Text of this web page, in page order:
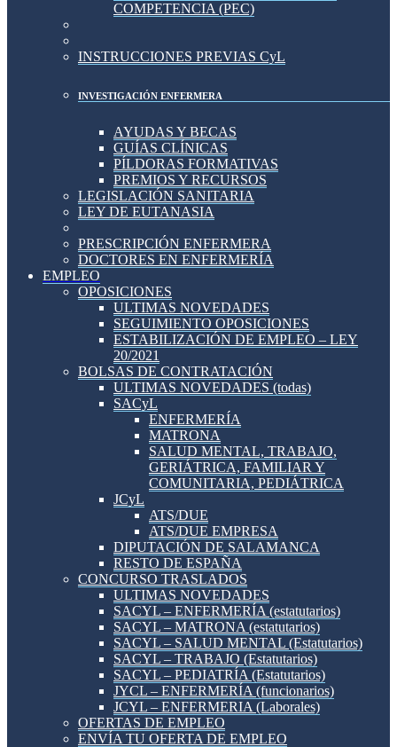
COMPETENCIA (PEC)
INSTRUCCIONES PREVIAS CyL
INVESTIGACIÓN ENFERMERA
AYUDAS Y BECAS
GUÍAS CLÍNICAS
PÍLDORAS FORMATIVAS
PREMIOS Y RECURSOS
LEGISLACIÓN SANITARIA
LEY DE EUTANASIA
PRESCRIPCIÓN ENFERMERA
DOCTORES EN ENFERMERÍA
EMPLEO
OPOSICIONES
ULTIMAS NOVEDADES
SEGUIMIENTO OPOSICIONES
ESTABILIZACIÓN DE EMPLEO – LEY
20/2021
BOLSAS DE CONTRATACIÓN
ULTIMAS NOVEDADES (todas)
SACyL
ENFERMERÍA
MATRONA
SALUD MENTAL, TRABAJO,
GERIÁTRICA, FAMILIAR Y
COMUNITARIA, PEDIÁTRICA
JCyL
ATS/DUE
ATS/DUE EMPRESA
DIPUTACIÓN DE SALAMANCA
RESTO DE ESPAÑA
CONCURSO TRASLADOS
ULTIMAS NOVEDADES
SACYL – ENFERMERÍA (estatutarios)
SACYL – MATRONA (estatutarios)
SACYL – SALUD MENTAL (Estatutarios)
SACYL – TRABAJO (Estatutarios)
SACYL – PEDIATRÍA (Estatutarios)
JYCL – ENFERMERÍA (funcionarios)
JCYL – ENFERMERIA (Laborales)
OFERTAS DE EMPLEO
ENVÍA TU OFERTA DE EMPLEO